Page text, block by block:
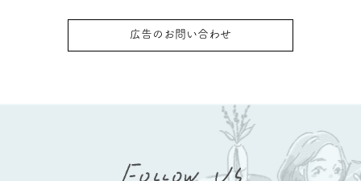
広告のお問い合わせ